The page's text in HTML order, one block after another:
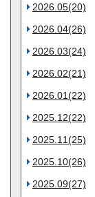
2026.05(20)
2026.04(26)
2026.03(24)
2026.02(21)
2026.01(22)
2025.12(22)
2025.11(25)
2025.10(26)
2025.09(27)